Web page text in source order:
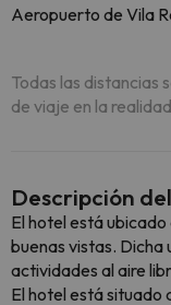
Aeropuerto de Vila
Todas las distancias
de viaje en la
Descripción
El hotel está
buenas vistas.
actividades al aire
El hotel está situado